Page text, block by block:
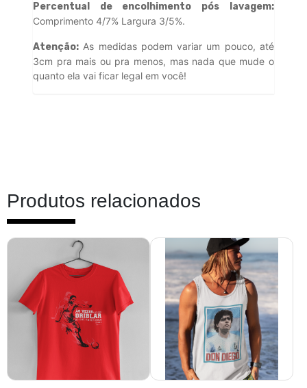
Percentual de encolhimento pós lavagem:
Comprimento 4/7% Largura 3/5%.
Atenção: As medidas podem variar um pouco, até
3cm pra mais ou pra menos, mas nada que mude o
quanto ela vai ficar legal em você!
Produtos relacionados